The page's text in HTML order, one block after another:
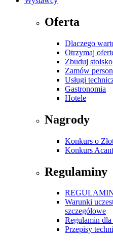
Oferta
Dlaczego
Otrzymaj
Zbuduj stoisko
Zamów
Usługi
Gastronomia
Hotele
Nagrody
Konkurs o
Konkurs
Regulaminy
Warunki
szczegółowe
Regulamin
Przepisy